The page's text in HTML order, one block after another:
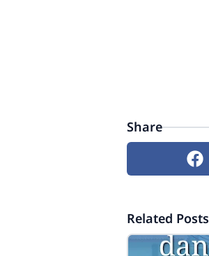
Share
Related Posts